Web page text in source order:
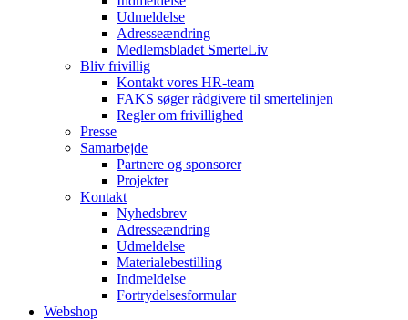
Udmeldelse
Adresseændring
Medlemsbladet SmerteLiv
Bliv frivillig
Kontakt vores HR-team
FAKS søger rådgivere til smertelinjen
Regler om frivillighed
Presse
Samarbejde
Partnere og sponsorer
Projekter
Kontakt
Nyhedsbrev
Adresseændring
Udmeldelse
Materialebestilling
Indmeldelse
Fortrydelsesformular
Webshop